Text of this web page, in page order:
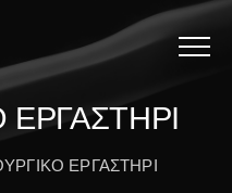
Menu
ΕΡΓΑΣΤΗΡΙ
ΕΡΓΑΣΤΗΡΙ